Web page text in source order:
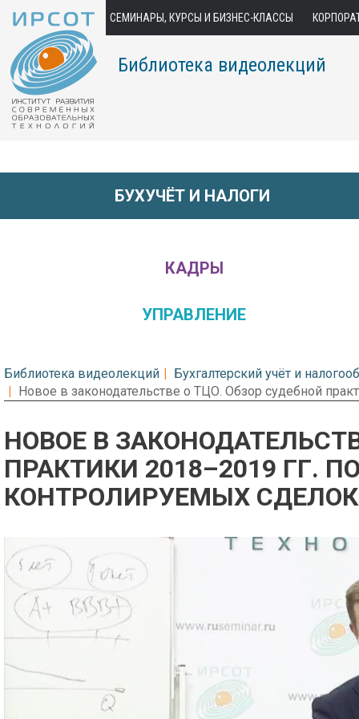
СЕМИНАРЫ, КУРСЫ И БИЗНЕС-КЛАССЫ
Библиотека видеолекций
БУХУЧЁТ И НАЛОГИ
КАДРЫ
УПРАВЛЕНИЕ
Библиотека видеолекций
Бухгалтерский учёт и
Новое в законодательстве о ТЦО. Обзор судебной
НОВОЕ В
ПРАКТИКИ 2018–2019 ГГ.
КОНТРОЛИРУЕМЫХ СДЕЛОК
Предварительный просмотр.